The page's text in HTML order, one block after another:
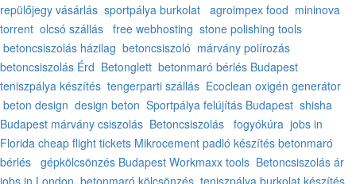
repülőjegy vásárlás sportpálya burkolat agroimpex food mininova
torrent olcsó szállás free webhosting stone polishing tools
betoncsiszolás házilag betoncsiszoló márvány polírozás
betoncsiszolás Érd Betonglett betonmaró bérlés Budapest
teniszpálya készítés tengerparti szállás Ecoclean oxigén generátor
beton design design beton Sportpálya felújítás Budapest shisha
Budapest márvány csiszolás Betoncsiszolás fogyókúra jobs in
Florida cheap flight tickets Mikrocement padló készítés betonmaró
bérlés gépkölcsönzés Budapest Workmaxx tools Betoncsiszolás ár